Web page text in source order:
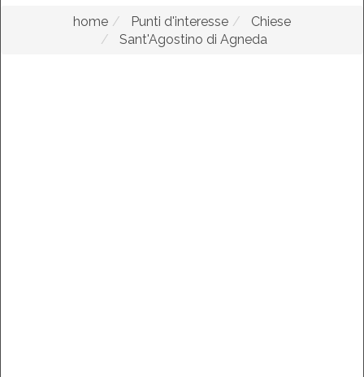
home Punti d'interesse
Chiese
Sant'Agostino di Agneda